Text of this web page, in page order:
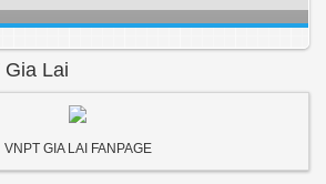
Lai
VNPT GIA LAI FANPAGE